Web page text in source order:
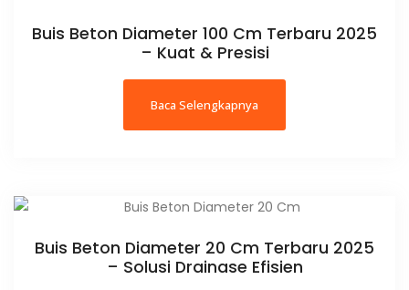
Buis Beton Diameter 100 Cm Terbaru 2025
– Kuat & Presisi
Baca Selengkapnya
Buis Beton Diameter 20 Cm Terbaru 2025
– Solusi Drainase Efisien